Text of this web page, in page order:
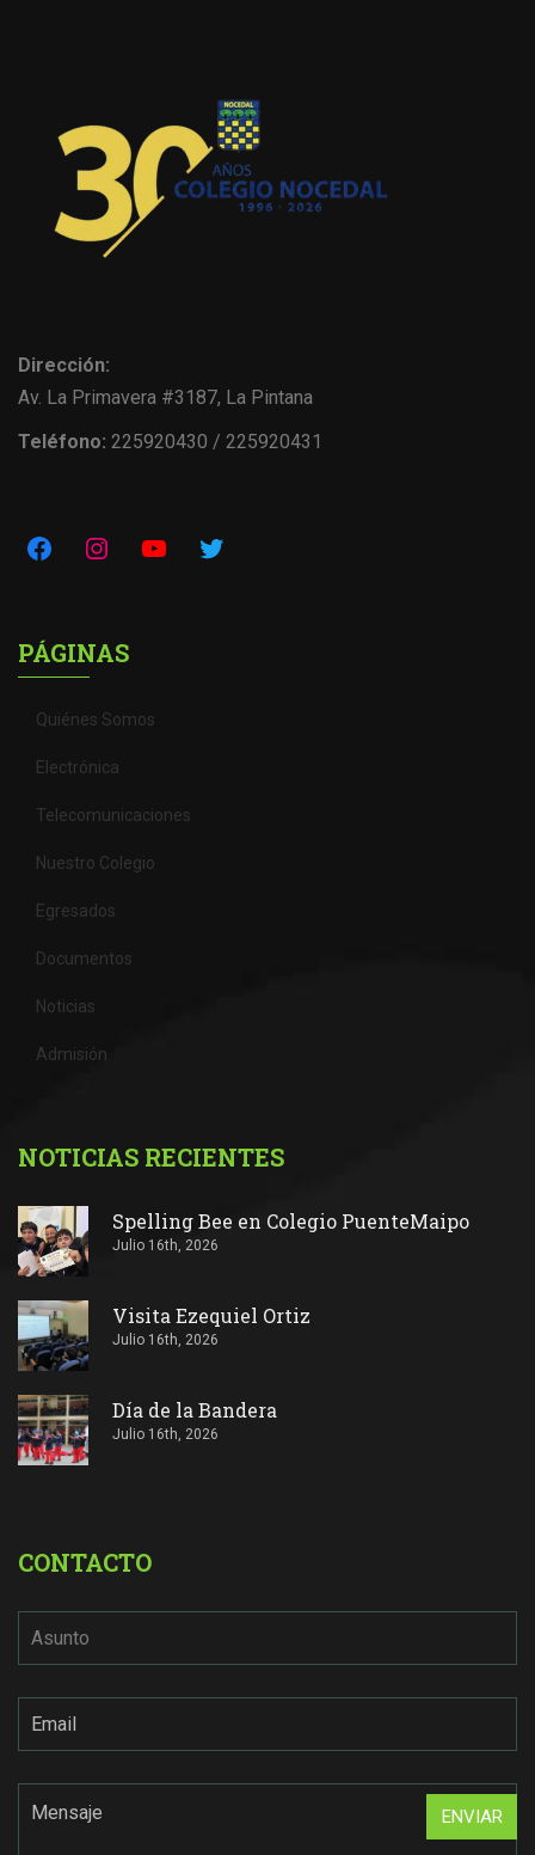
Dirección:
Av. La Primavera #3187, La Pintana
Teléfono: 225920430 / 225920431
PÁGINAS
Quiénes Somos
Electrónica
Telecomunicaciones
Nuestro Colegio
Egresados
Documentos
Noticias
Admisión
NOTICIAS RECIENTES
Spelling Bee en Colegio PuenteMaipo
Julio 16th, 2026
Visita Ezequiel Ortiz
Julio 16th, 2026
Día de la Bandera
Julio 16th, 2026
CONTACTO